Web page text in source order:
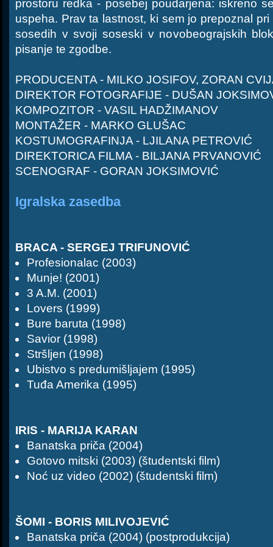
prostoru redka - posebej poudarjena: iskreno
uspeha. Prav ta lastnost, ki sem jo prepoznal
sosedih v svoji soseski v novobeograjskih
pisanje te zgodbe.
PRODUCENTA - MILKO JOSIFOV, ZORAN
DIREKTOR FOTOGRAFIJE - DUŠAN
KOMPOZITOR - VASIL HADŽIMANOV
MONTAŽER - MARKO GLUŠAC
KOSTUMOGRAFINJA - LJILANA PETROVIĆ
DIREKTORICA FILMA - BILJANA PRVANOVIĆ
SCENOGRAF - GORAN JOKSIMOVIĆ
Igralska zasedba
BRACA - SERGEJ TRIFUNOVIĆ
Profesionalac (2003)
Munje! (2001)
3 A.M. (2001)
Lovers (1999)
Bure baruta (1998)
Savior (1998)
Stršljen (1998)
Ubistvo s predumišljajem (1995)
Tuđa Amerika (1995)
IRIS - MARIJA KARAN
Banatska priča (2004)
Gotovo mitski (2003) (študentski film)
Noć uz video (2002) (študentski film)
ŠOMI - BORIS MILIVOJEVIĆ
Banatska priča (2004) (postprodukcija)